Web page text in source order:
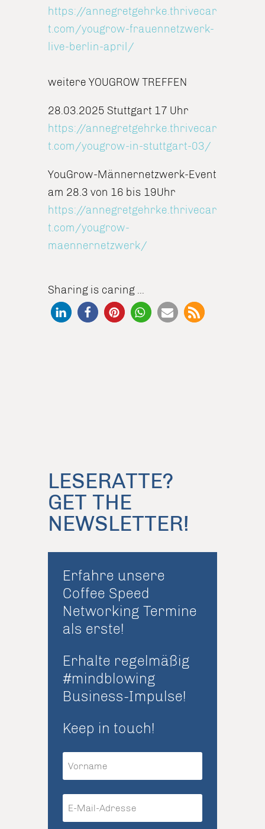
https://annegretgehrke.thrivecar
t.com/yougrow-frauennetzwerk-
live-berlin-april/
weitere YOUGROW TREFFEN
28.03.2025 Stuttgart 17 Uhr
https://annegretgehrke.thrivecar
t.com/yougrow-in-stuttgart-03/
YouGrow-Männernetzwerk-Event
am 28.3 von 16 bis 19Uhr
https://annegretgehrke.thrivecar
t.com/yougrow-
maennernetzwerk/
Sharing is caring ...
LESERATTE?
GET THE
NEWSLETTER!
Erfahre unsere
Coffee Speed
Networking Termine
als erste!
Erhalte regelmäßig
#mindblowing
Business-Impulse!
Keep in touch!